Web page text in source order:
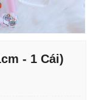
- 1 Cái)